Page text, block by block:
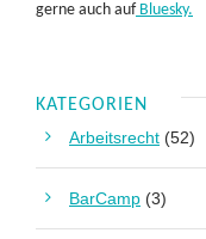
gerne auch aufBluesky.
KATEGORIEN
Arbeitsrecht (52)
BarCamp (3)